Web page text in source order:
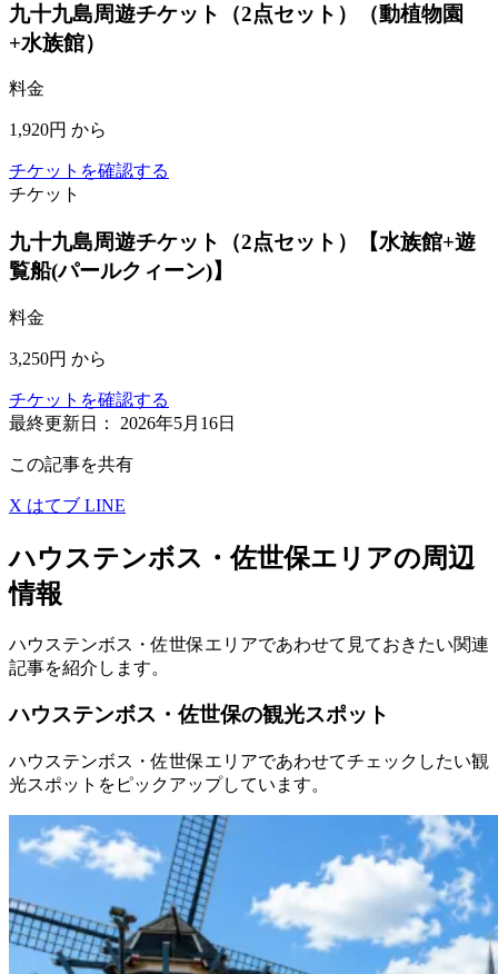
九十九島周遊チケット（2点セット）（動植物園
+水族館）
料金
1,920円 から
チケットを確認する
チケット
九十九島周遊チケット（2点セット）【水族館+遊
覧船(パールクィーン)】
料金
3,250円 から
チケットを確認する
最終更新日： 2026年5月16日
この記事を共有
X はてブ LINE
ハウステンボス・佐世保エリアの周辺
情報
ハウステンボス・佐世保エリアであわせて見ておきたい関連
記事を紹介します。
ハウステンボス・佐世保の観光スポット
ハウステンボス・佐世保エリアであわせてチェックしたい観
光スポットをピックアップしています。